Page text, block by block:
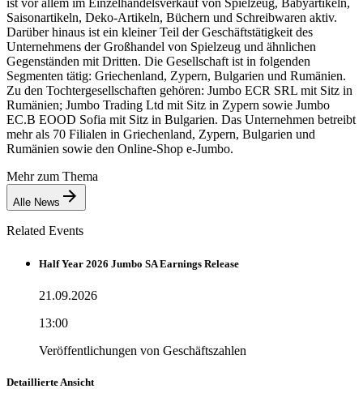
Saisonartikeln, Deko-Artikeln, Büchern und Schreibwaren aktiv.
Darüber hinaus ist ein kleiner Teil der Geschäftstätigkeit des
Unternehmens der Großhandel von Spielzeug und ähnlichen
Gegenständen mit Dritten. Die Gesellschaft ist in folgenden
Segmenten tätig: Griechenland, Zypern, Bulgarien und Rumänien.
Zu den Tochtergesellschaften gehören: Jumbo ECR SRL mit Sitz in
Rumänien; Jumbo Trading Ltd mit Sitz in Zypern sowie Jumbo
EC.B EOOD Sofia mit Sitz in Bulgarien. Das Unternehmen betreibt
mehr als 70 Filialen in Griechenland, Zypern, Bulgarien und
Rumänien sowie den Online-Shop e-Jumbo.
Mehr zum Thema
Alle News
Related Events
Half Year 2026 Jumbo SA Earnings Release
21.09.2026
13:00
Veröffentlichungen von Geschäftszahlen
Detaillierte Ansicht